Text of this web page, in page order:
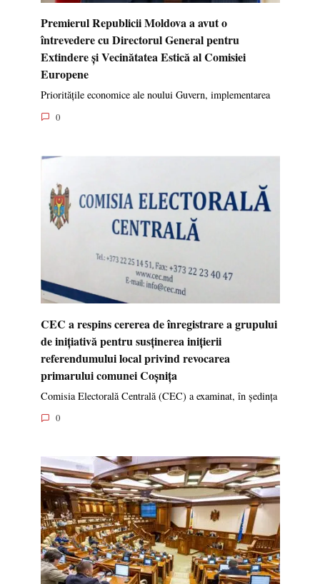
Premierul Republicii Moldova a avut o
întrevedere cu Directorul General pentru
Extindere și Vecinătatea Estică al Comisiei
Europene
Prioritățile economice ale noului Guvern, implementarea
0
CEC a respins cererea de înregistrare a grupului
de inițiativă pentru susținerea inițierii
referendumului local privind revocarea
primarului comunei Coșnița
Comisia Electorală Centrală (CEC) a examinat, în ședința
0